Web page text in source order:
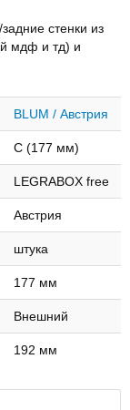
стенки из
мдф и тд) и
BLUM / Австрия
C (177 мм)
LEGRABOX free
Австрия
штука
177 мм
Внешний
192 мм